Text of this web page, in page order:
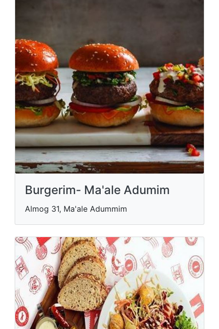
Burgerim- Ma'ale Adumim
Almog 31, Ma'ale Adummim